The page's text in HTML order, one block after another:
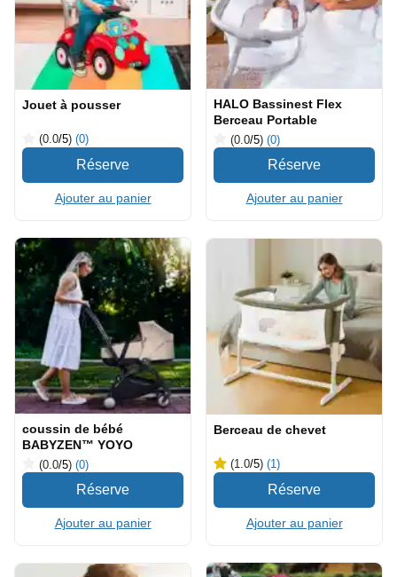
Jouet à pousser
(0.0/5) (0)
Ajouter au panier
HALO Bassinest Flex
Berceau Portable
(0.0/5) (0)
Ajouter au panier
coussin de bébé
BABYZEN™ YOYO
(0.0/5) (0)
Ajouter au panier
Berceau de chevet
(1.0/5) (1)
Ajouter au panier